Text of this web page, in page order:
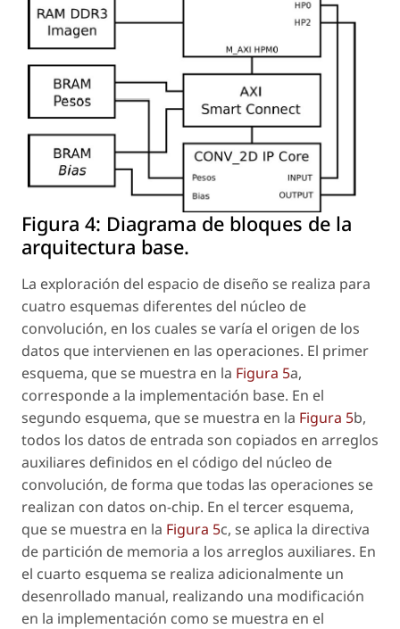
Figura 4: Diagrama de bloques de la
arquitectura base.
La exploración del espacio de diseño se realiza para
cuatro esquemas diferentes del núcleo de
convolución, en los cuales se varía el origen de los
datos que intervienen en las operaciones. El primer
esquema, que se muestra en la Figura 5a,
corresponde a la implementación base. En el
segundo esquema, que se muestra en la Figura 5b,
todos los datos de entrada son copiados en arreglos
auxiliares definidos en el código del núcleo de
convolución, de forma que todas las operaciones se
realizan con datos on-chip. En el tercer esquema,
que se muestra en la Figura 5c, se aplica la directiva
de partición de memoria a los arreglos auxiliares. En
el cuarto esquema se realiza adicionalmente un
desenrollado manual, realizando una modificación
en la implementación como se muestra en el